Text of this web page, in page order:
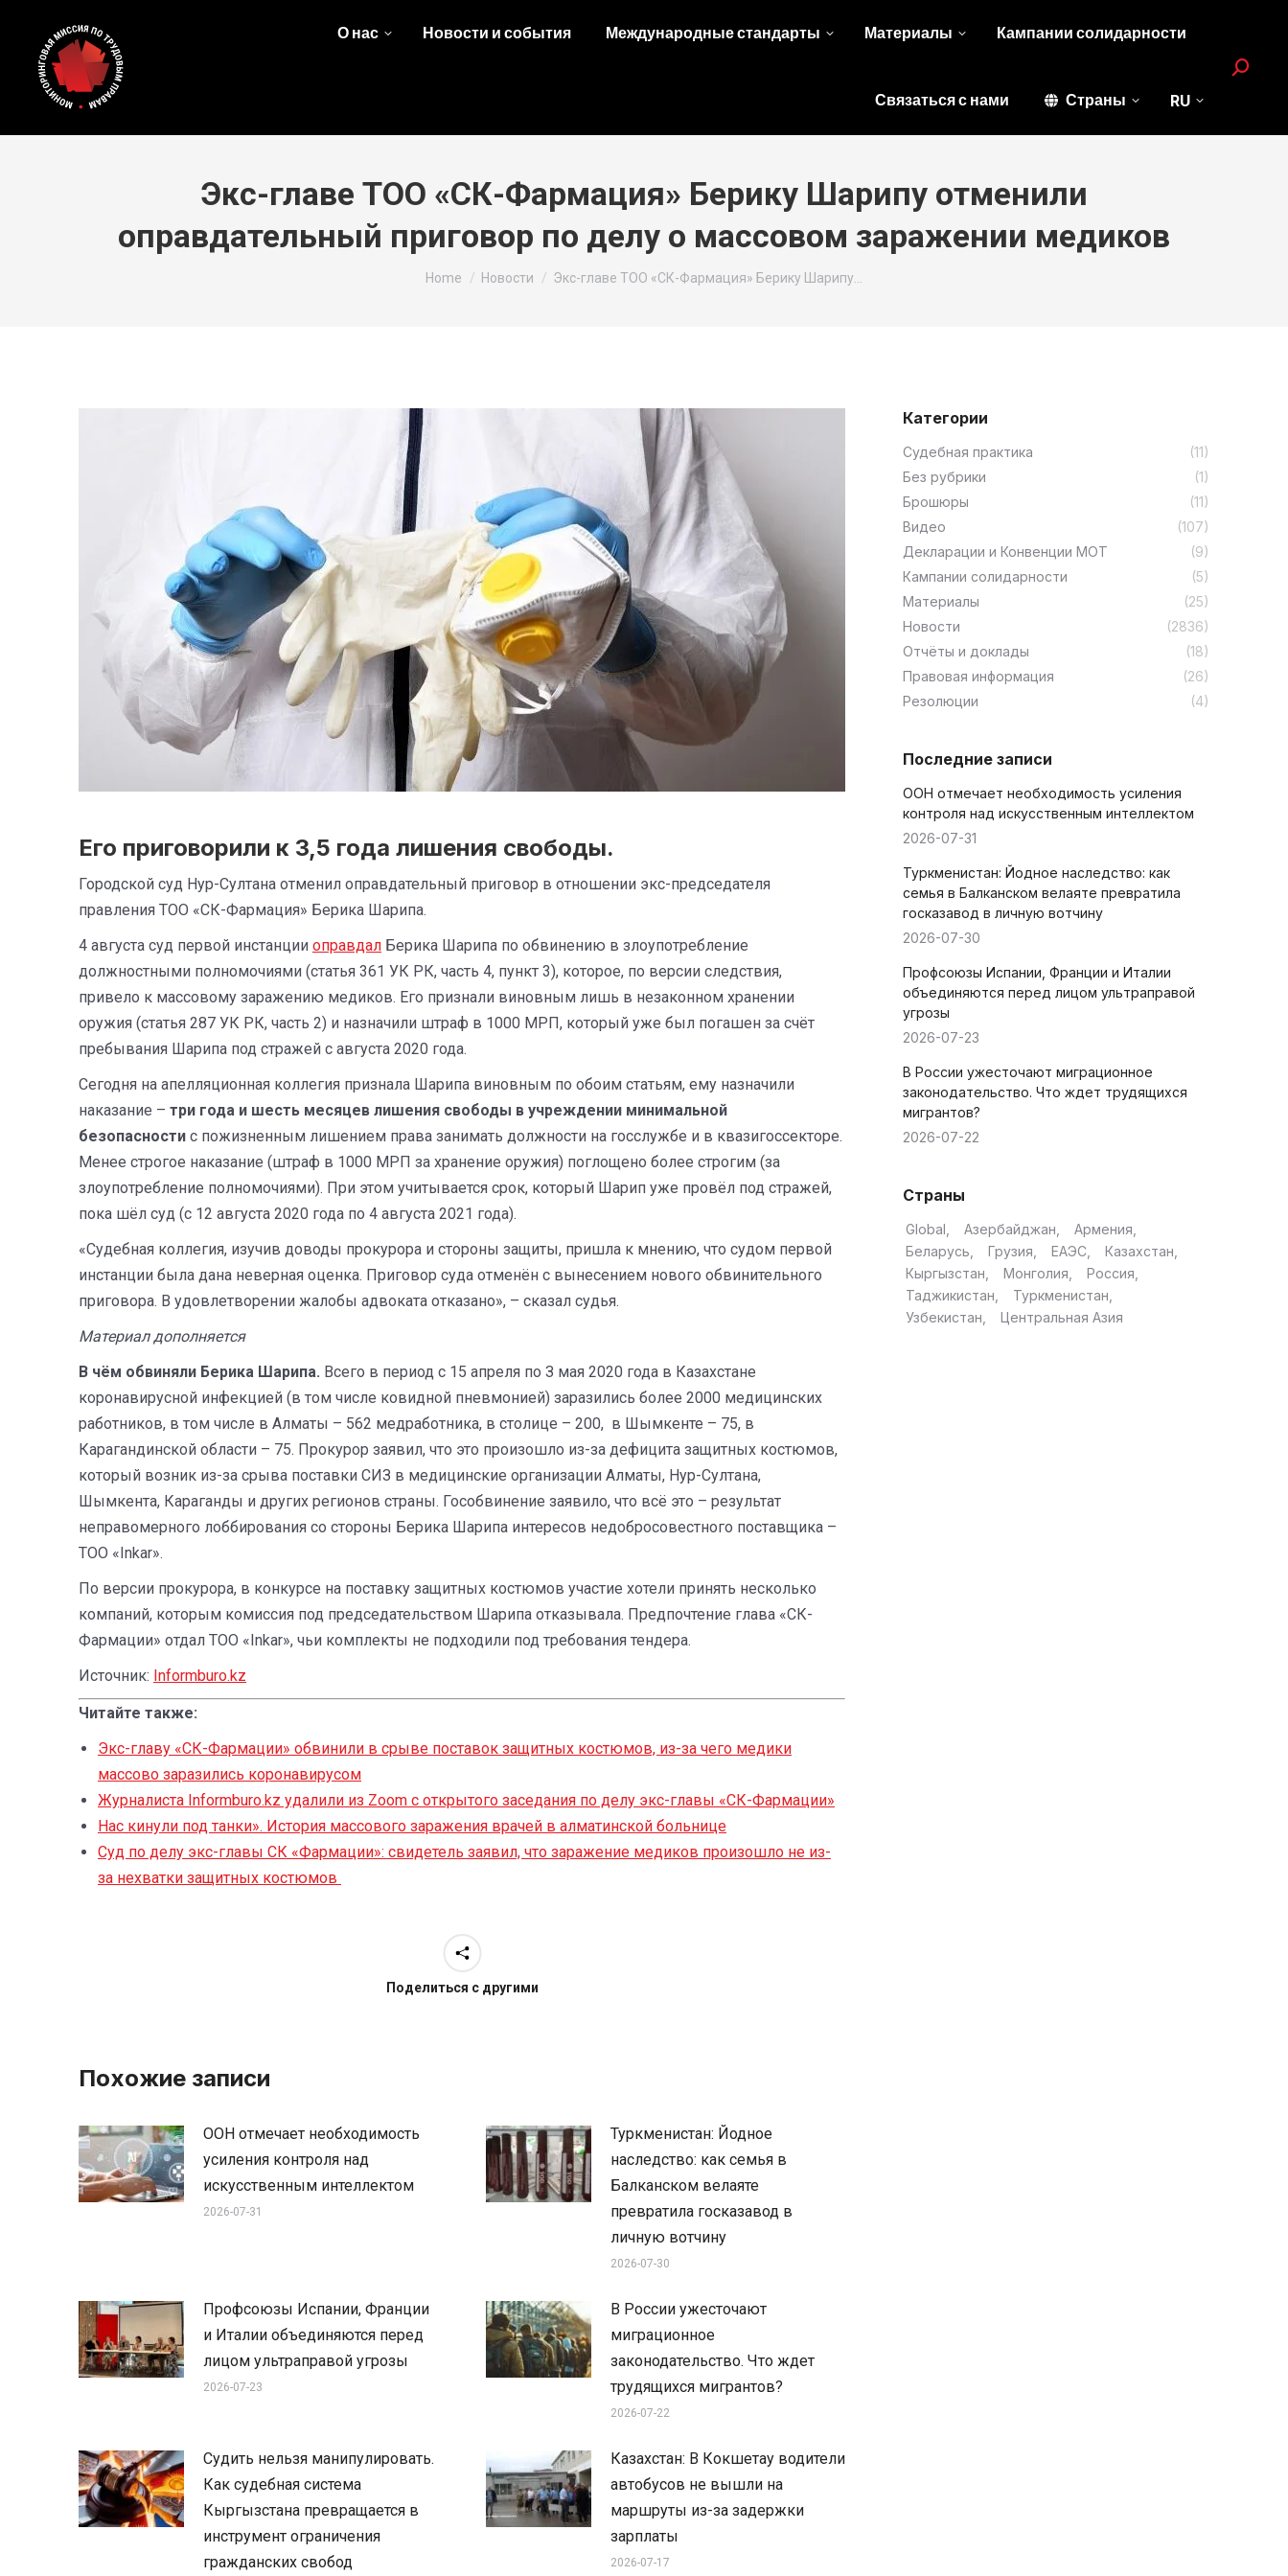
О нас Новости и события Международные стандарты Материалы Кампании солидарности
Связаться с нами Страны RU
Search:
Экс-главе ТОО «СК-Фармация» Берику Шарипу отменили
оправдательный приговор по делу о массовом заражении медиков
You are here:
Home Новости Экс-главе ТОО «СК-Фармация» Берику Шарипу…
Его приговорили к 3,5 года лишения свободы.
Городской суд Нур-Султана отменил оправдательный приговор в отношении экс-председателя
правления ТОО «СК-Фармация» Берика Шарипа.
4 августа суд первой инстанции оправдал Берика Шарипа по обвинению в злоупотребление
должностными полномочиями (статья 361 УК РК, часть 4, пункт 3), которое, по версии следствия,
привело к массовому заражению медиков. Его признали виновным лишь в незаконном хранении
оружия (статья 287 УК РК, часть 2) и назначили штраф в 1000 МРП, который уже был погашен за счёт
пребывания Шарипа под стражей с августа 2020 года.
Сегодня на апелляционная коллегия признала Шарипа виновным по обоим статьям, ему назначили
наказание – три года и шесть месяцев лишения свободы в учреждении минимальной
безопасности с пожизненным лишением права занимать должности на госслужбе и в квазигоссекторе.
Менее строгое наказание (штраф в 1000 МРП за хранение оружия) поглощено более строгим (за
злоупотребление полномочиями). При этом учитывается срок, который Шарип уже провёл под стражей,
пока шёл суд (с 12 августа 2020 года по 4 августа 2021 года).
«Судебная коллегия, изучив доводы прокурора и стороны защиты, пришла к мнению, что судом первой
инстанции была дана неверная оценка. Приговор суда отменён с вынесением нового обвинительного
приговора. В удовлетворении жалобы адвоката отказано», – сказал судья.
Материал дополняется
В чём обвиняли Берика Шарипа. Всего в период с 15 апреля по З мая 2020 года в Казахстане
коронавирусной инфекцией (в том числе ковидной пневмонией) заразились более 2000 медицинских
работников, в том числе в Алматы – 562 медработника, в столице – 200, в Шымкенте – 75, в
Карагандинской области – 75. Прокурор заявил, что это произошло из-за дефицита защитных костюмов,
который возник из-за срыва поставки СИЗ в медицинские организации Алматы, Нур-Султана,
Шымкента, Караганды и других регионов страны. Гособвинение заявило, что всё это – результат
неправомерного лоббирования со стороны Берика Шарипа интересов недобросовестного поставщика –
ТОО «Inkar».
По версии прокурора, в конкурсе на поставку защитных костюмов участие хотели принять несколько
компаний, которым комиссия под председательством Шарипа отказывала. Предпочтение глава «СК-
Фармации» отдал ТОО «Inkar», чьи комплекты не подходили под требования тендера.
Источник: Informburo.kz
Читайте также:
Экс-главу «СК-Фармации» обвинили в срыве поставок защитных костюмов, из-за чего медики
массово заразились коронавирусом
Журналиста Informburo.kz удалили из Zoom с открытого заседания по делу экс-главы «СК-Фармации»
Нас кинули под танки». История массового заражения врачей в алматинской больнице
Суд по делу экс-главы СК «Фармации»: свидетель заявил, что заражение медиков произошло не из-
за нехватки защитных костюмов
Поделиться с другими
Похожие записи
ООН отмечает необходимость
усиления контроля над
искусственным интеллектом
2026-07-31
Туркменистан: Йодное
наследство: как семья в
Балканском велаяте
превратила госказавод в
личную вотчину
2026-07-30
Профсоюзы Испании, Франции
и Италии объединяются перед
лицом ультраправой угрозы
2026-07-23
В России ужесточают
миграционное
законодательство. Что ждет
трудящихся мигрантов?
2026-07-22
Судить нельзя манипулировать.
Как судебная система
Кыргызстана превращается в
инструмент ограничения
гражданских свобод
Казахстан: В Кокшетау водители
автобусов не вышли на
маршруты из-за задержки
зарплаты
2026-07-17
Категории
Cудебная практика
(11)
Без рубрики
(1)
Брошюры
(11)
Видео
(107)
Декларации и Конвенции МОТ
(9)
Кампании солидарности
(5)
Материалы
(25)
Новости
(2836)
Отчёты и доклады
(18)
Правовая информация
(26)
Резолюции
(4)
Последние записи
ООН отмечает необходимость усиления
контроля над искусственным интеллектом
2026-07-31
Туркменистан: Йодное наследство: как
семья в Балканском велаяте превратила
госказавод в личную вотчину
2026-07-30
Профсоюзы Испании, Франции и Италии
объединяются перед лицом ультраправой
угрозы
2026-07-23
В России ужесточают миграционное
законодательство. Что ждет трудящихся
мигрантов?
2026-07-22
Страны
Global Азербайджан
Армения
Беларусь
Грузия ЕАЭС
Казахстан
Кыргызстан
Монголия
Россия
Таджикистан
Туркменистан
Узбекистан
Центральная Азия